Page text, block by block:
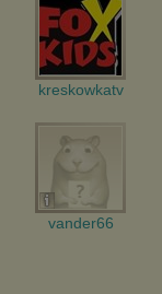
kreskowkatv
vander66